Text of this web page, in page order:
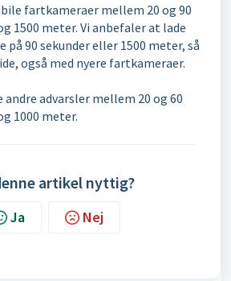
fartkameraer mellem 20 og 90
1500 meter. Vi anbefaler at lade
på 90 sekunder eller 1500 meter, så
også med nyere fartkameraer.
advarsler mellem 20 og 60
1000 meter.
artikel nyttig?
Nej
Ja